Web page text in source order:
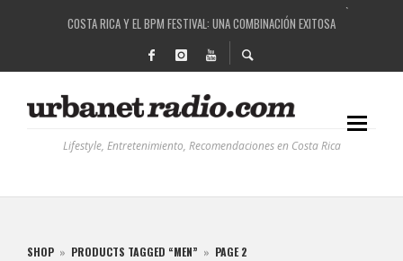
COSTA RICA Y EL BPM FESTIVAL: UNA COMBINACIÓN EXITOSA
RUTAS NATURBANAS: EL PROYECTO QUE ESTÁ TRANSFORMANDO LA CALIDAD DE
LA HISTORIA DETRÁS DE LA MÚSICA ELECTRÓNICA: BBC RADIOPHONIC WORKSHOP
Lifestyle, Entretenimiento, Recomendaciones en Costa Rica
SHOP » PRODUCTS TAGGED “MEN” » PAGE 2